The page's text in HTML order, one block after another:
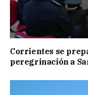
Corrientes se
peregrinación a